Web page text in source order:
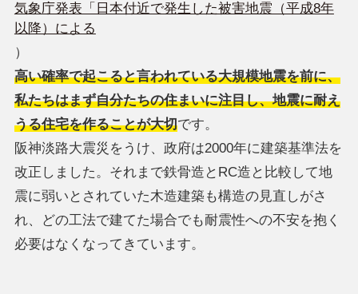
気象庁発表「日本付近で発生した被害地震（平成8年
以降）による
）
高い確率で起こると言われている大規模地震を前に、
私たちはまず自分たちの住まいに注目し、地震に耐え
うる住宅を作ることが大切です。
阪神淡路大震災をうけ、政府は2000年に建築基準法を
改正しました。それまで鉄骨造とRC造と比較して地
震に弱いとされていた木造建築も構造の見直しがさ
れ、どの工法で建てた場合でも耐震性への不安を抱く
必要はなくなってきています。